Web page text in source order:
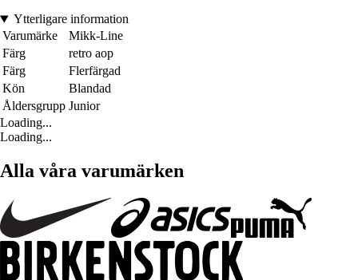
Ytterligare information
Varumärke
Mikk-Line
Färg
retro aop
Färg
Flerfärgad
Kön
Blandad
Åldersgrupp Junior
Loading...
Loading...
Alla våra varumärken